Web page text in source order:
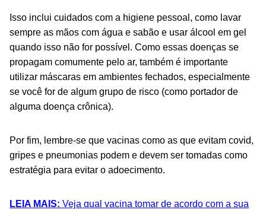
Isso inclui cuidados com a higiene pessoal, como lavar
sempre as mãos com água e sabão e usar álcool em gel
quando isso não for possível. Como essas doenças se
propagam comumente pelo ar, também é importante
utilizar máscaras em ambientes fechados, especialmente
se você for de algum grupo de risco (como portador de
alguma doença crônica).
Por fim, lembre-se que vacinas como as que evitam covid,
gripes e pneumonias podem e devem ser tomadas como
estratégia para evitar o adoecimento.
LEIA MAIS: Veja qual vacina tomar de acordo com a sua